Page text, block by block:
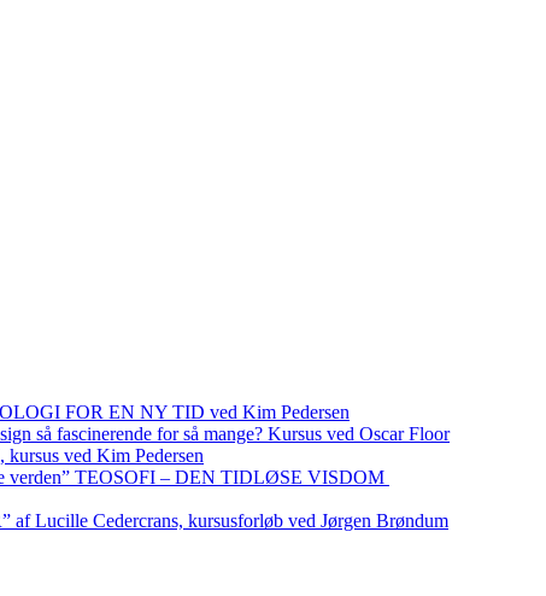
FOR EN NY TID ved Kim Pedersen
så fascinerende for så mange? Kursus ved Oscar Floor
ved Kim Pedersen
verden” TEOSOFI – DEN TIDLØSE VISDOM
Lucille Cedercrans, kursusforløb ved Jørgen Brøndum